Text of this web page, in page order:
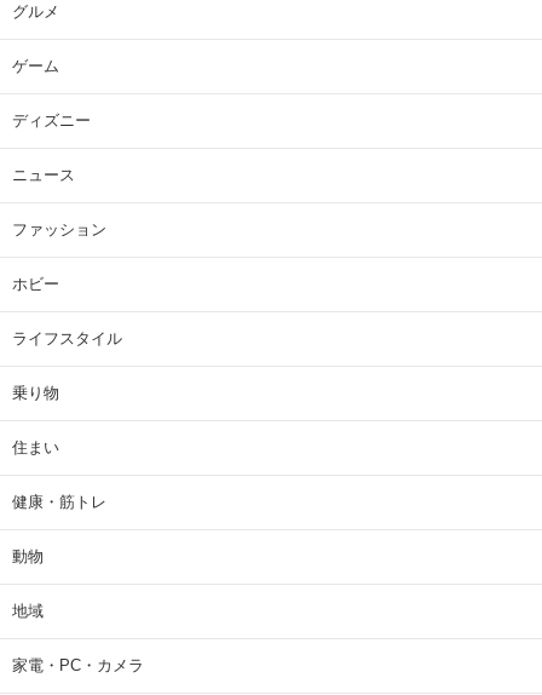
グルメ
ゲーム
ディズニー
ニュース
ファッション
ホビー
ライフスタイル
乗り物
住まい
健康・筋トレ
動物
地域
家電・PC・カメラ